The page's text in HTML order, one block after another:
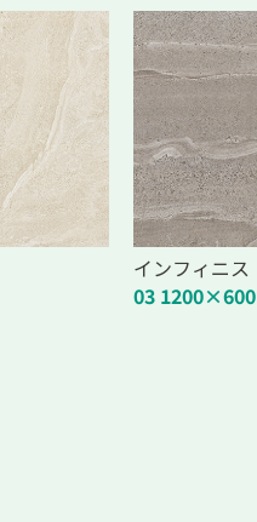
インフィニス
03 1200×600